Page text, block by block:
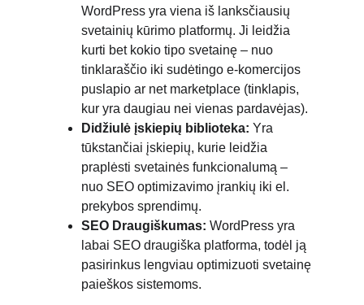
WordPress yra viena iš lanksčiausių
svetainių kūrimo platformų. Ji leidžia
kurti bet kokio tipo svetainę – nuo
tinklaraščio iki sudėtingo e-komercijos
puslapio ar net marketplace (tinklapis,
kur yra daugiau nei vienas pardavėjas).
Didžiulė įskiepių biblioteka: Yra
tūkstančiai įskiepių, kurie leidžia
praplėsti svetainės funkcionalumą –
nuo SEO optimizavimo įrankių iki el.
prekybos sprendimų.
SEO Draugiškumas: WordPress yra
labai SEO draugiška platforma, todėl ją
pasirinkus lengviau optimizuoti svetainę
paieškos sistemoms.